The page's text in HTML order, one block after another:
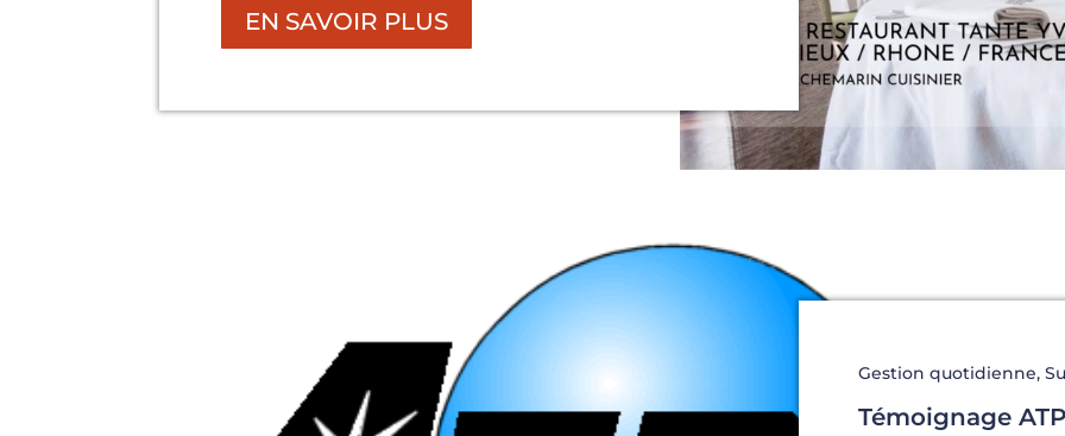
EN SAVOIR PLUS
Gestion quotidienne,
Témoignage